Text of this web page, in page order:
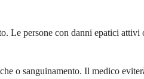
Le persone con danni epatici attivi
o sanguinamento. Il medico